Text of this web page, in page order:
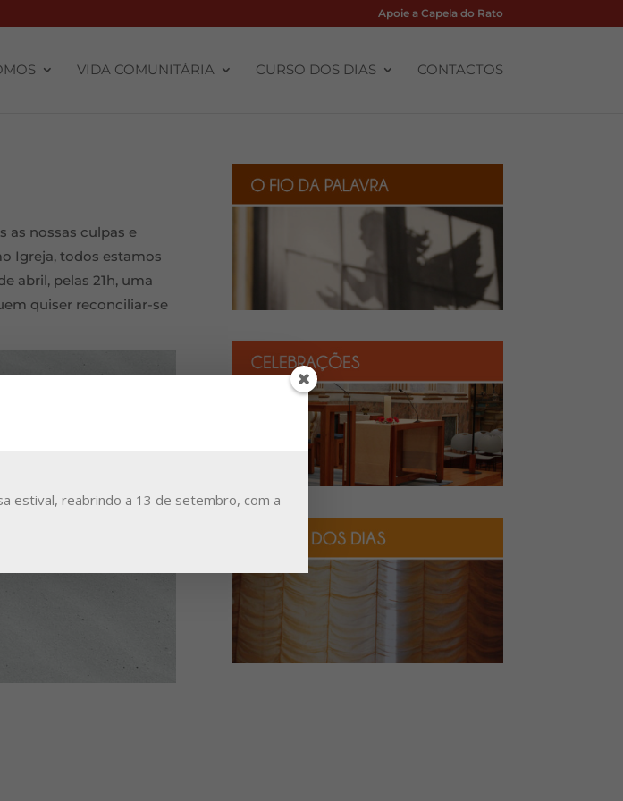
Apoie a Capela do Rato
VIDA COMUNITÁRIA CURSO DOS DIAS CONTACTOS
as nossas culpas e
Igreja, todos estamos
abril, pelas 21h, uma
quiser reconciliar-se
estival, reabrindo a 13 de setembro, com a